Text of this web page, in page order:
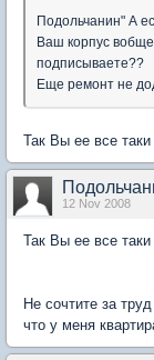
Подольчанин" А
Ваш корпус
подписываете??
Еще ремонт не
Так Вы ее все
12 Nov 2008
Так Вы ее все
Не сочтите за
что у меня